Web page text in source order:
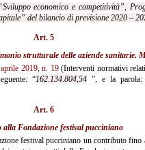
economico e competitività”,
del bilancio di previsione 2020 –
Art. 5
strutturale delle aziende sanitarie.
2019, n. 19(Interventi normativi
“162.134.804,54 ”, e la parola:
Art. 6
alla Fondazione festival pucciniano
festival pucciniano un contributo